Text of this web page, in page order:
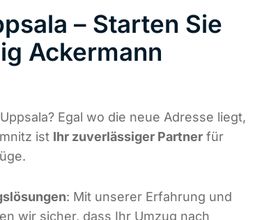
– Starten Sie
Ackermann
Egal wo die neue Adresse liegt,
ist Ihr zuverlässiger Partner für
: Mit unserer Erfahrung und
wir sicher, dass Ihr Umzug nach